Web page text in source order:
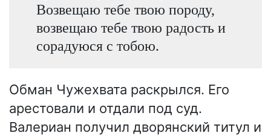
Возвещаю тебе твою породу,
возвещаю тебе твою радость и
сорадуюся с тобою.
Обман Чужехвата раскрылся. Его
арестовали и отдали под суд.
Валериан получил дворянский титул и